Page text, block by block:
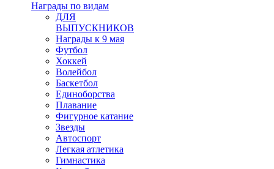
Награды по видам
ДЛЯ
ВЫПУСКНИКОВ
Награды к 9 мая
Футбол
Хоккей
Волейбол
Баскетбол
Единоборства
Плавание
Фигурное катание
Звезды
Автоспорт
Легкая атлетика
Гимнастика